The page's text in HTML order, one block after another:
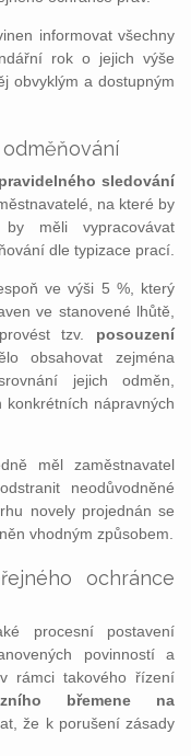
informovat všechny
rok o jejich výše
obvyklým a dostupným
sledování
na které by
měli vypracovávat
dle typizace prací.
ve výši 5 %, který
ve stanovené lhůtě,
tzv. posouzení
obsahovat zejména
jejich odměn,
nápravných
měl zaměstnavatel
neodůvodněné
novely projednán se
vhodným způsobem.
ochránce
procesní postavení
povinností a
rámci takového řízení
břemene na
že k porušení zásady